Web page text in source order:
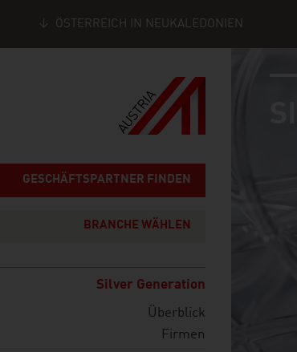
ÖSTERREICH IN NEUKALEDONIEN
GESCHÄFTSPARTNER FINDEN
BRANCHE WÄHLEN
Silver Generation
Überblick
Firmen